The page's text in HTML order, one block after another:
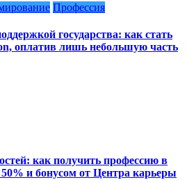
Профессия
государства: как стать
оплатив лишь небольшую часть
как получить профессию в
50% и бонусом от Центра карьеры